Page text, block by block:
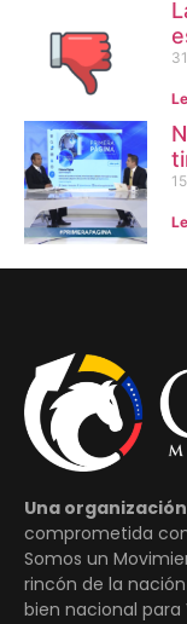
Una organización
comprometida
Somos un
rincón de la
bien nacional para